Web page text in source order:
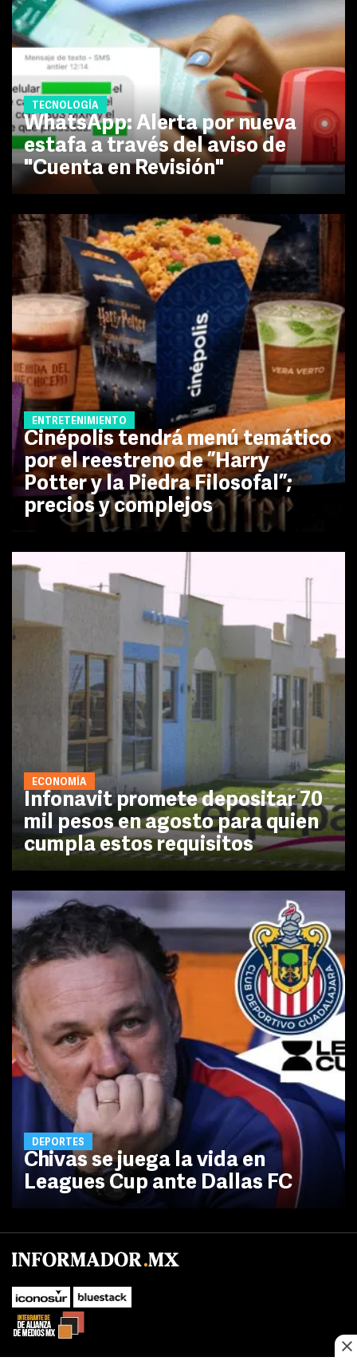
TECNOLOGÍA
WhatsApp: Alerta por nueva
estafa a través del aviso de
"Cuenta en Revisión"
ENTRETENIMIENTO
Cinépolis tendrá menú temático
por el reestreno de ”Harry
Potter y la Piedra Filosofal”;
precios y complejos
ECONOMÍA
Infonavit promete depositar 70
mil pesos en agosto para quien
cumpla estos requisitos
DEPORTES
Chivas se juega la vida en
Leagues Cup ante Dallas FC